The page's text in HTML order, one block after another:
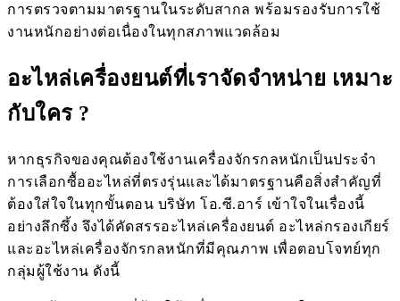
การตรวจตามมาตรฐานในระดับสากล พร้อมรองรับการใช้
งานหนักอย่างต่อเนื่องในทุกสภาพแวดล้อม
อะไหล่เครื่องยนต์ที่เราจัดจำหน่าย เหมาะ
กับใคร ?
หากธุรกิจของคุณต้องใช้งานเครื่องจักรกลหนักเป็นประจำ
การเลือกซื้ออะไหล่ที่ตรงรุ่นและได้มาตรฐานคือสิ่งสำคัญที่
ต้องใส่ใจในทุกขั้นตอน บริษัท โอ.ซี.อาร์ เข้าใจในเรื่องนี้
อย่างลึกซึ้ง จึงได้คัดสรรอะไหล่เครื่องยนต์ อะไหล่กรองเกียร์
และอะไหล่เครื่องจักรกลหนักที่มีคุณภาพ เพื่อตอบโจทย์ทุก
กลุ่มผู้ใช้งาน ดังนี้